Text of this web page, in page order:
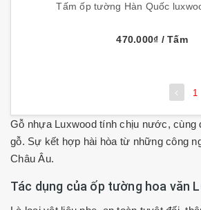
Tấm ốp tường Hàn Quốc
470.000₫ / Tấm
1
Gỗ nhựa Luxwood tính chịu nước, cùng
gỗ. Sự kết hợp hài hòa từ những công
Châu Âu.
Tác dụng của ốp tường hoa văn